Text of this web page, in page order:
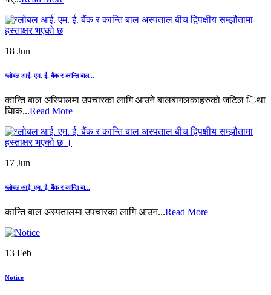
18 Jun
ग्लोबल आई. एम. ई. बैंक र कान्ति बाल...
कान्ति बाल अस्पिालमा उपचारका लागि आउने बालबागलकाहरुको जटिल िथा
घािक...Read More
17 Jun
ग्लोबल आई. एम. ई. बैंक र कान्ति बा...
कान्ति बाल अस्पतालमा उपचारका लागि आउन...Read More
13 Feb
Notice